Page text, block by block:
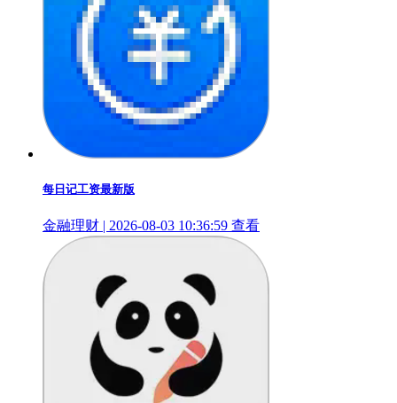
每日记工资最新版
金融理财 | 2026-08-03 10:36:59 查看